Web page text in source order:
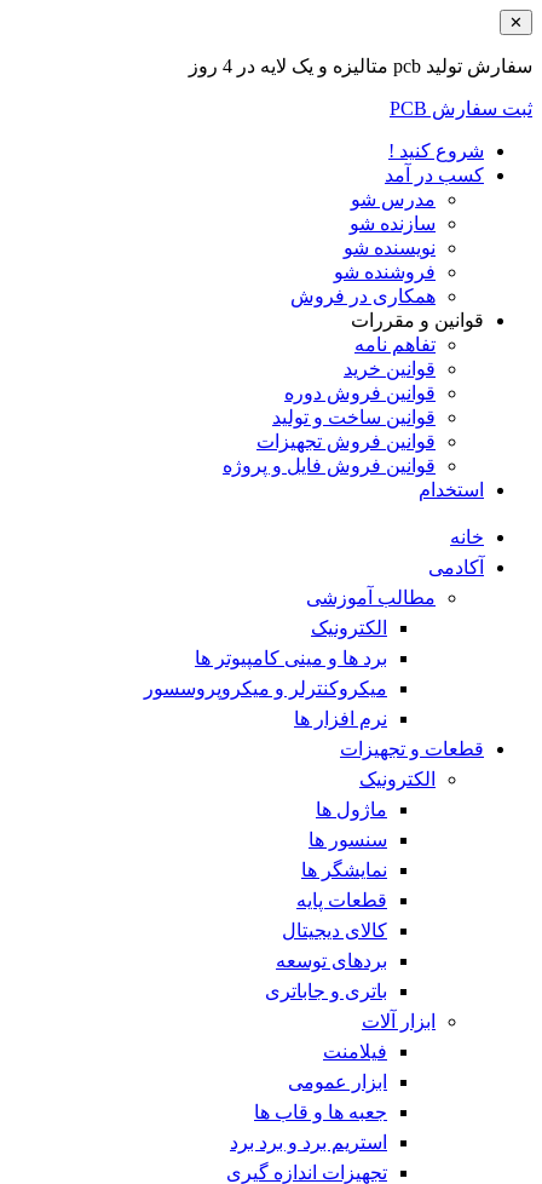
✕
سفارش تولید pcb متالیزه و یک لایه در 4 روز
ثبت سفارش PCB
شروع کنید !
کسب در آمد
مدرس شو
سازنده شو
نویسنده شو
فروشنده شو
همکاری در فروش
قوانین و مقررات
تفاهم نامه
قوانین خرید
قوانین فروش دوره
قوانین ساخت و تولید
قوانین فروش تجهیزات
قوانین فروش فایل و پروژه
استخدام
خانه
آکادمی
مطالب آموزشی
الکترونیک
برد ها و مینی کامپیوتر ها
میکروکنترلر و میکروپروسسور
نرم افزار ها
قطعات و تجهیزات
الکترونیک
ماژول ها
سنسور ها
نمایشگر ها
قطعات پایه
کالای دیجیتال
بردهای توسعه
باتری و جاباتری
ابزار آلات
فیلامنت
ابزار عمومی
جعبه ها و قاب ها
استریم برد و برد برد
تجهیزات اندازه گیری